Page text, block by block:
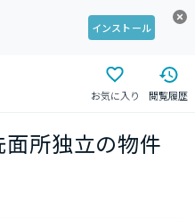
インストール
お気に入り 閲覧履歴
面所独立の物件